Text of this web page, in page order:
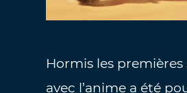
Hormis les
avec l’anime a été